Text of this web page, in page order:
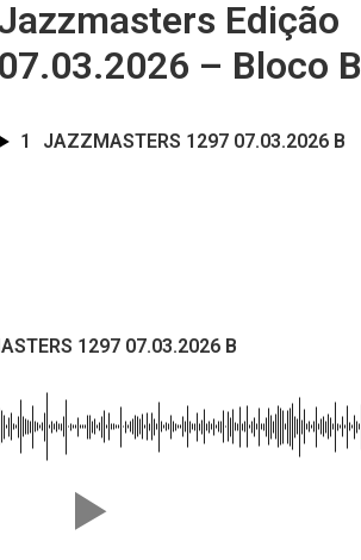
Edição
07.03.2026 – Bloco B
1 JAZZMASTERS 1297 07.03.2026 B
1297 07.03.2026 B